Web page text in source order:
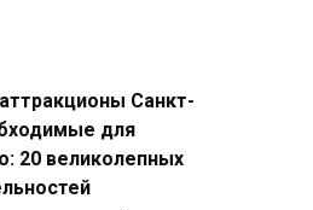
Санкт-
для
20 великолепных